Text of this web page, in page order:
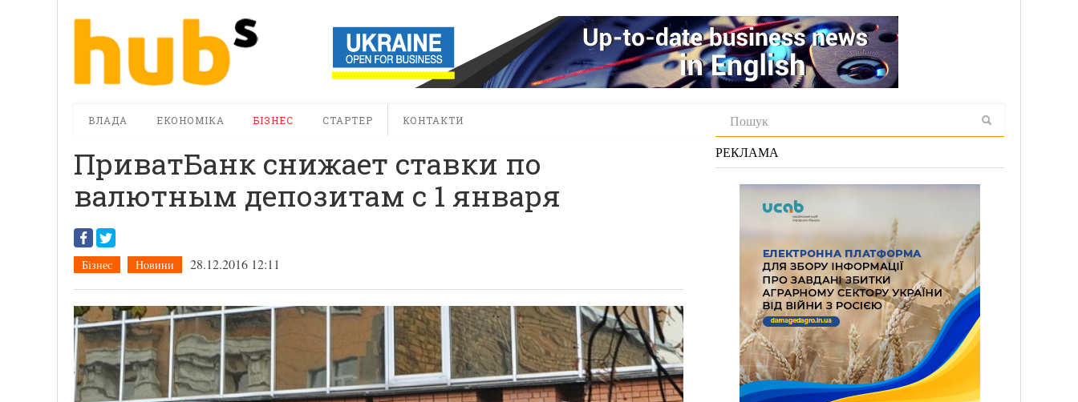
ВЛАДА ЕКОНОМІКА БІЗНЕС СТАРТЕР КОНТАКТИ
ПриватБанк снижает ставки по
валютным депозитам с 1 января
Бізнес Новини 28.12.2016 12:11
РЕКЛАМА